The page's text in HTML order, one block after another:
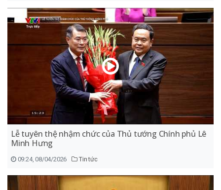
Lễ tuyên thệ nhậm chức của Thủ tướng Chính phủ Lê
Minh Hưng
09:24, 08/04/2026 Tin tức